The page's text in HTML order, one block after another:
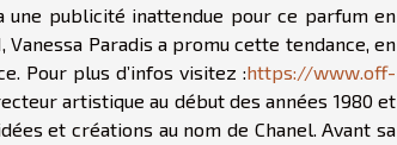
publicité inattendue pour ce parfum en
Vanessa Paradis a promu cette tendance, en
Pour plus d’infos visitez :https://www.off-
artistique au début des années 1980 et
et créations au nom de Chanel. Avant sa